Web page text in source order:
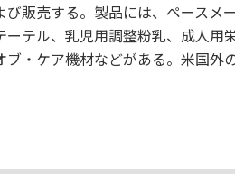
販売する。製品には、ペースメ
テル、乳児用調整粉乳、成人用
・ケア機材などがある。米国外